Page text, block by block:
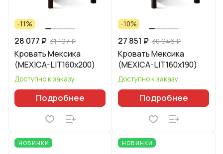
-11%
28 077 ₽ 31 197 ₽
Кровать Мексика
(MEXICA-LIT160х200)
Доступно к заказу
Подробнее
-10%
27 851 ₽ 30 946 ₽
Кровать Мексика
(MEXICA-LIT160х190)
Доступно к заказу
Подробнее
НОВИНКИ НОВИНКИ